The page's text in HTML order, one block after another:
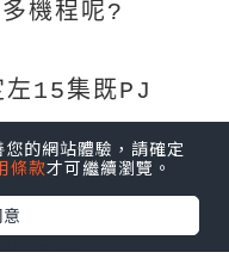
機程呢?
15集既PJ
無耐就訓左教
唔著
的網站體驗，請確定
條款才可繼續瀏覽。